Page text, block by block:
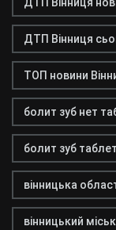
ДТП Вінниця
ТОП новини
болит зуб нет
болит зуб
вінницька
вінницький